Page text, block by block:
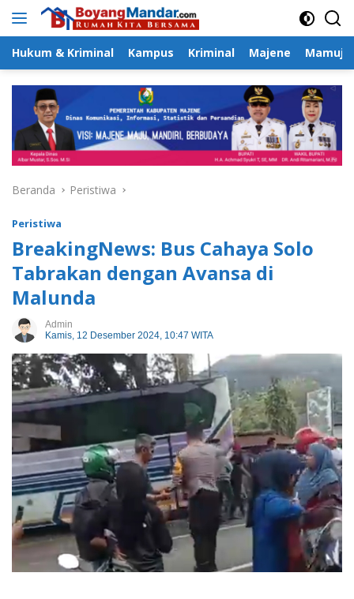
Langsung
Hukum & Kriminal Kampus Kriminal Majene Mamuju
Beranda Peristiwa
Peristiwa
BreakingNews: Bus Cahaya Solo
Tabrakan dengan Avansa di
Malunda
Admin
Kamis, 12 Desember 2024, 10:47 WITA